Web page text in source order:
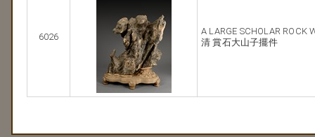
6026
A LARGE SCHOLAR ROCK
清 賞石大山子擺件